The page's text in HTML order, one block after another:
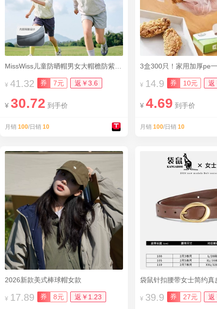
¥ 41.32 券 7元 返￥3.6
¥ 30.72 到手价
月销 100/日销 10
3盒300只！家用加厚pe
¥ 14.9 券 10元 返
¥ 4.69 到手价
月销 100/日销 10
2026新款美式棒球帽女款
¥ 17.89 券 8元 返￥1.23
袋鼠针扣腰带女士简约真
¥ 39.9 券 27元 返